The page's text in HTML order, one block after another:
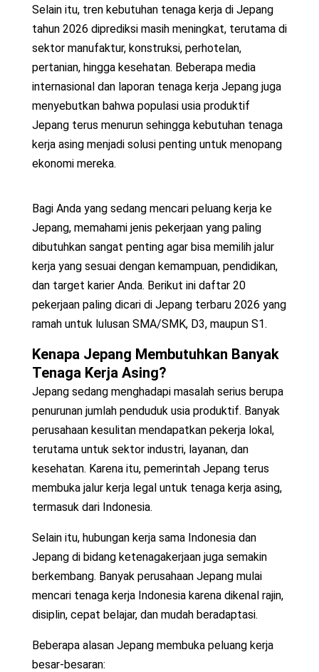
Selain itu, tren kebutuhan tenaga kerja di Jepang
tahun 2026 diprediksi masih meningkat, terutama di
sektor manufaktur, konstruksi, perhotelan,
pertanian, hingga kesehatan. Beberapa media
internasional dan laporan tenaga kerja Jepang juga
menyebutkan bahwa populasi usia produktif
Jepang terus menurun sehingga kebutuhan tenaga
kerja asing menjadi solusi penting untuk menopang
ekonomi mereka.
Bagi Anda yang sedang mencari peluang kerja ke
Jepang, memahami jenis pekerjaan yang paling
dibutuhkan sangat penting agar bisa memilih jalur
kerja yang sesuai dengan kemampuan, pendidikan,
dan target karier Anda. Berikut ini daftar 20
pekerjaan paling dicari di Jepang terbaru 2026 yang
ramah untuk lulusan SMA/SMK, D3, maupun S1.
Kenapa Jepang Membutuhkan Banyak
Tenaga Kerja Asing?
Jepang sedang menghadapi masalah serius berupa
penurunan jumlah penduduk usia produktif. Banyak
perusahaan kesulitan mendapatkan pekerja lokal,
terutama untuk sektor industri, layanan, dan
kesehatan. Karena itu, pemerintah Jepang terus
membuka jalur kerja legal untuk tenaga kerja asing,
termasuk dari Indonesia.
Selain itu, hubungan kerja sama Indonesia dan
Jepang di bidang ketenagakerjaan juga semakin
berkembang. Banyak perusahaan Jepang mulai
mencari tenaga kerja Indonesia karena dikenal rajin,
disiplin, cepat belajar, dan mudah beradaptasi.
Beberapa alasan Jepang membuka peluang kerja
besar-besaran: